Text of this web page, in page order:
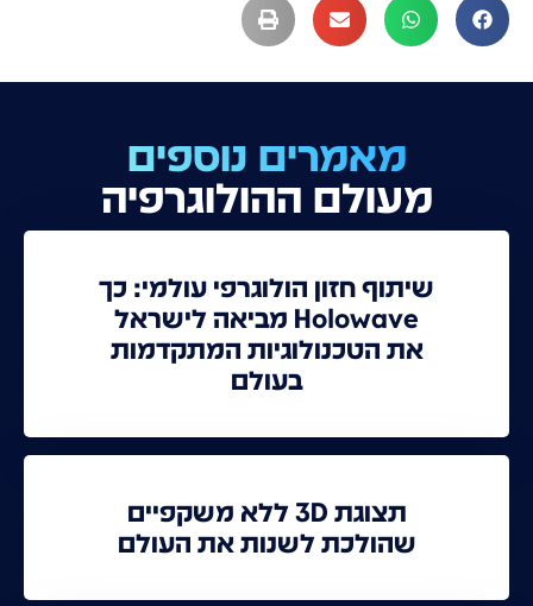
מאמרים נוספים
מעולם ההולוגרפיה
שיתוף חזון הולוגרפי עולמי: כך
Holowave מביאה לישראל
את הטכנולוגיות המתקדמות
בעולם
תצוגת 3D ללא משקפיים
שהולכת לשנות את העולם